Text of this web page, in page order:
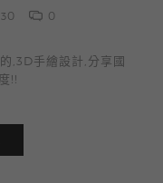
0
,3D手繪設計,分享國
!!